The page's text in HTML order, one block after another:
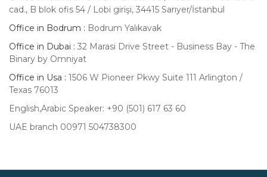
cad., B blok ofis 54 / Lobi girişi, 34415 Sarıyer/İstanbul
Office in Bodrum : Bodrum Yalıkavak
Office in Dubai : 32 Marasi Drive Street - Business Bay - The
Binary by Omniyat
Office in Usa : 1506 W Pioneer Pkwy Suite 111 Arlington /
Texas 76013
English,Arabic Speaker: +90 (501) 617 63 60
UAE branch 00971 504738300